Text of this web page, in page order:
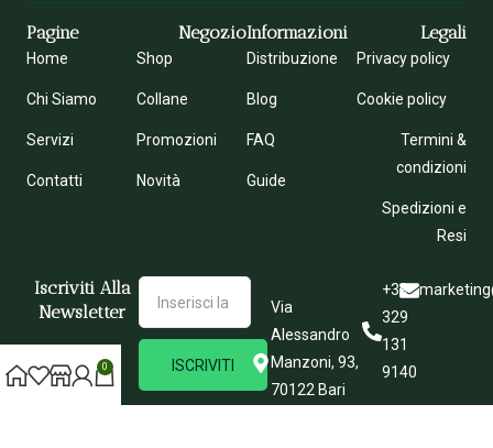
Pagine
Home
Chi Siamo
Servizi
Contatti
Negozio
Shop
Collane
Promozioni
Novità
Informazioni
Distribuzione
Blog
FAQ
Guide
Legali
Privacy policy
Cookie policy
Termini &
condizioni
Spedizioni e
Resi
Iscriviti Alla
Newsletter
ISCRIVITI
Via
Alessandro
Manzoni, 93,
70122 Bari
+39
329
131
9140
0